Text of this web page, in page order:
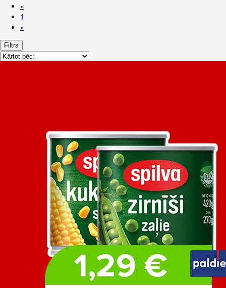
«
1
»
Filtrs